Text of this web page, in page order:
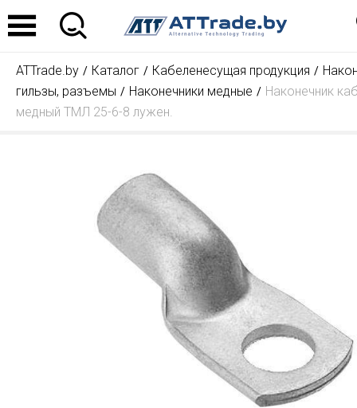
ATTrade.by Каталог Кабеленесущая продукция
гильзы, разъемы
Наконечники медные
Наконечник
медный ТМЛ 25-6-8 лужен.